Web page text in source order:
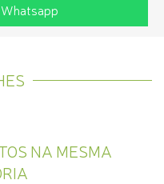
NA MESMA